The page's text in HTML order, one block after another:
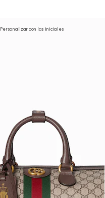
Personalizar con las iniciales